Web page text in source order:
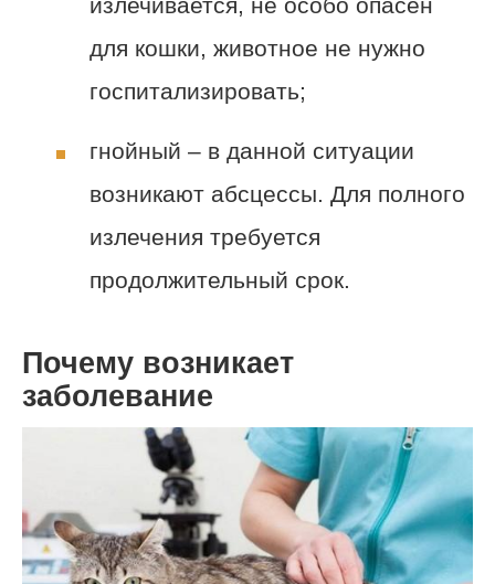
для кошки, животное не нужно
госпитализировать;
гнойный – в данной ситуации
возникают абсцессы. Для полного
излечения требуется
продолжительный срок.
Почему возникает
заболевание